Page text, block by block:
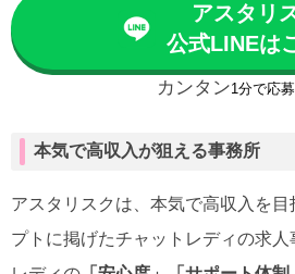
アスタリ
公式LINEは
カンタン1分で応
本気で高収入が狙える事務所
アスタリスクは、本気で高収入を
プトに掲げたチャットレディの求人